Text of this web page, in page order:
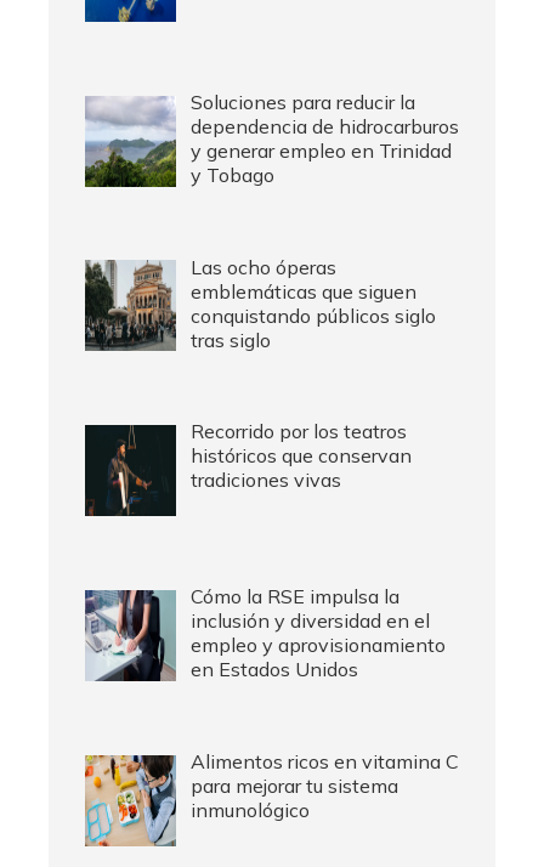
Soluciones para reducir la
dependencia de hidrocarburos
y generar empleo en Trinidad
y Tobago
Las ocho óperas
emblemáticas que siguen
conquistando públicos siglo
tras siglo
Recorrido por los teatros
históricos que conservan
tradiciones vivas
Cómo la RSE impulsa la
inclusión y diversidad en el
empleo y aprovisionamiento
en Estados Unidos
Alimentos ricos en vitamina C
para mejorar tu sistema
inmunológico